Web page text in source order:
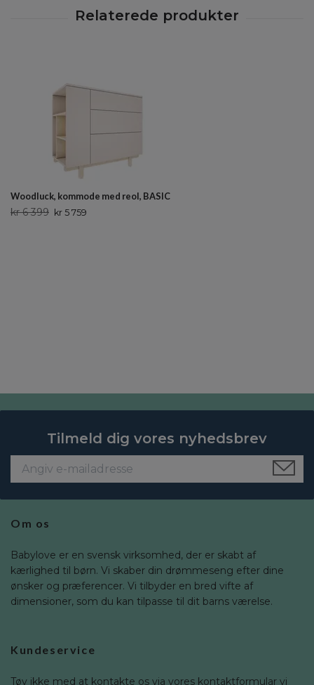
Woodluck, kommode med reol, BASIC
kr 6 399 kr 5 759
Tilmeld dig vores nyhedsbrev
Om os
Babylove er en svensk virksomhed, der er skabt af
kærlighed til børn. Vi skaber din drømmeseng efter dine
ønsker og præferencer. Vi tilbyder en bred vifte af
dimensioner, som du kan tilpasse til dit barns værelse.
Kundeservice
Tøv ikke med at kontakte os via vores kontaktformular vi